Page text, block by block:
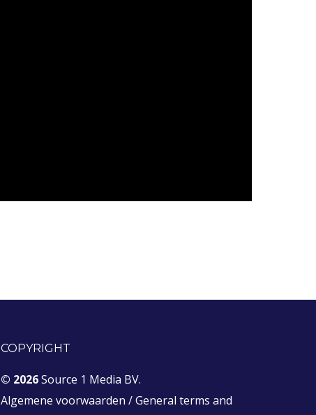
COPYRIGHT
© 2026Source 1 Media BV.
Algemene voorwaarden /General terms and